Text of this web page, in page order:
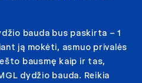
bauda bus paskirta – 1
ją mokėti, asmuo privalės
bausmę kaip ir tas,
dydžio bauda. Reikia